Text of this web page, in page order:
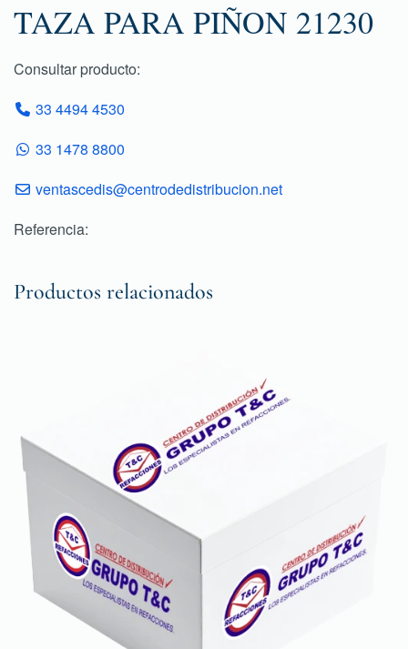
TAZA PARA PIÑON 21230
Consultar producto:
33 4494 4530
33 1478 8800
ventascedis@centrodedistribucion.net
Referencia:
Productos relacionados